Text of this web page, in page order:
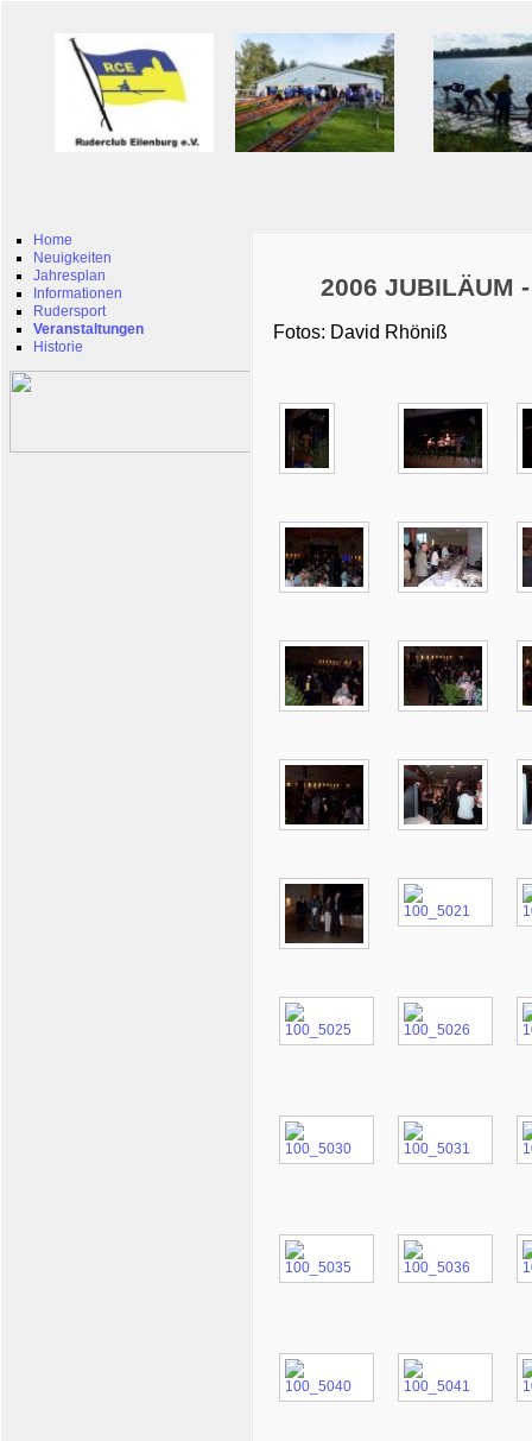
Home
Neuigkeiten
Jahresplan
Informationen
Rudersport
Veranstaltungen
Historie
2006 JUBILÄUM
Fotos: David Rhöniß